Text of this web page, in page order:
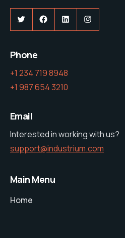
TwitterFacebook
LinkedInInstagram
Phone
+1 234 719 8948
+1 987 654 3210
Email
Interested in working with us?
support@industrium.com
Main Menu
Home